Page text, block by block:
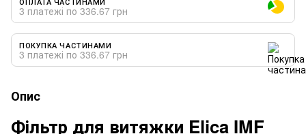
3 платежі по 336.67 грн
ПОКУПКА ЧАСТИНАМИ
3 платежі по 336.67 грн
Опис
Фільтр для витяжки Elica IMF